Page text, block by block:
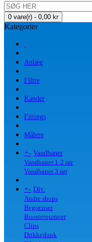
0 vare(r) - 0,00 kr
Kategorier
Anlæg
Filtre
Kander
Fittings
Målere
+- Vandhaner
Vandhaner 1-2 rør
Vandhaner 3 rør
+- Div.
Andre shops
Begrænser
Boosterpumper
Clips
Drikkedunk